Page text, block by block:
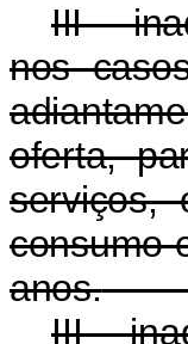
III -
nos
oferta,
serviços,
consumo
anos.
III -